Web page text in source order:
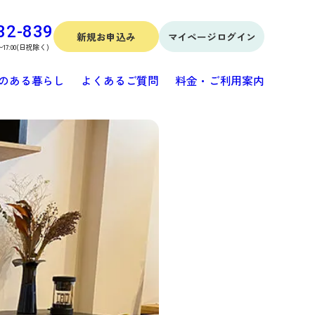
839
日祝除く)
新規お申込み マイページログイン
ある暮らし よくあるご質問 料金・ご利用案内